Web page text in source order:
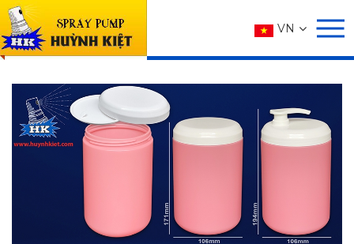
VN
SẢN PHẨM
Trang chủ SẢN PHẨM